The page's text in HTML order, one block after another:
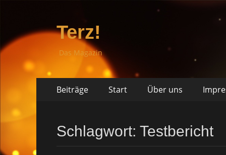
Terz!
Das Magazin
Primäres
Springe
zum
Beiträge Start Über uns
Schlagwort: Testbericht